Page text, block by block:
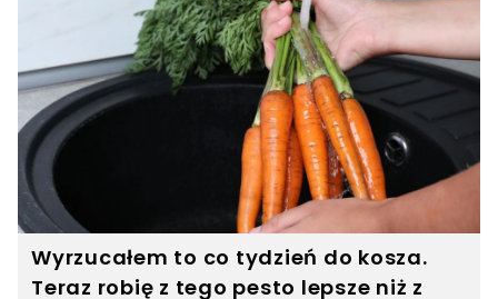
Wyrzucałem to co tydzień do kosza.
Teraz robię z tego pesto lepsze niż z